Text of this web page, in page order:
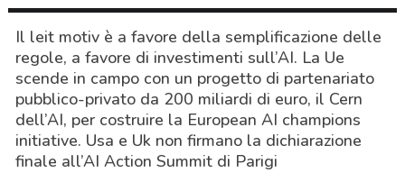
Il leit motiv è a favore della semplificazione delle
regole, a favore di investimenti sull’AI. La Ue
scende in campo con un progetto di partenariato
pubblico-privato da 200 miliardi di euro, il Cern
dell’AI, per costruire la European AI champions
initiative. Usa e Uk non firmano la dichiarazione
finale all’AI Action Summit di Parigi